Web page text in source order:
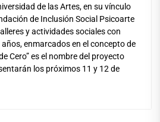
de las Artes, en su vínculo
de Inclusión Social Psicoarte
y actividades sociales con
enmarcados en el concepto de
Cero” es el nombre del proyecto
los próximos 11 y 12 de